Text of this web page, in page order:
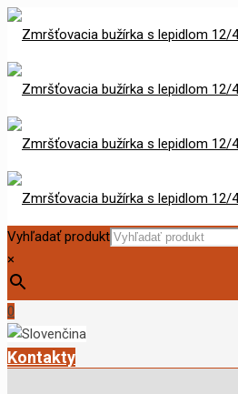
Vyhľadať produkt
×
0
Kontakty